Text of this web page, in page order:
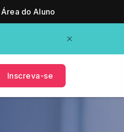
Área do Aluno
Inscreva-se